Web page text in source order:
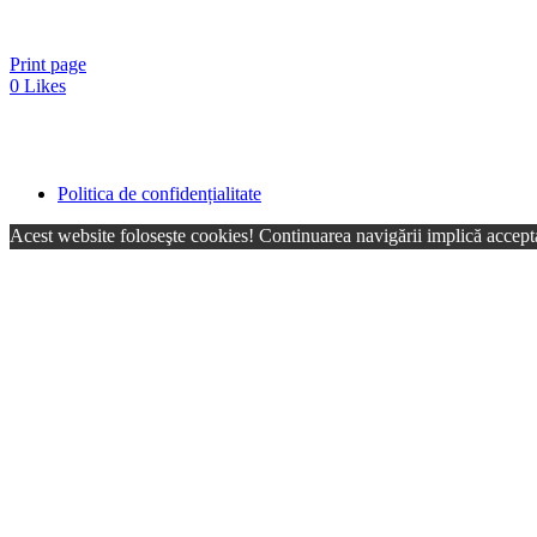
Print page
0 Likes
Politica de confidențialitate
Acest website foloseşte cookies! Continuarea navigării implică